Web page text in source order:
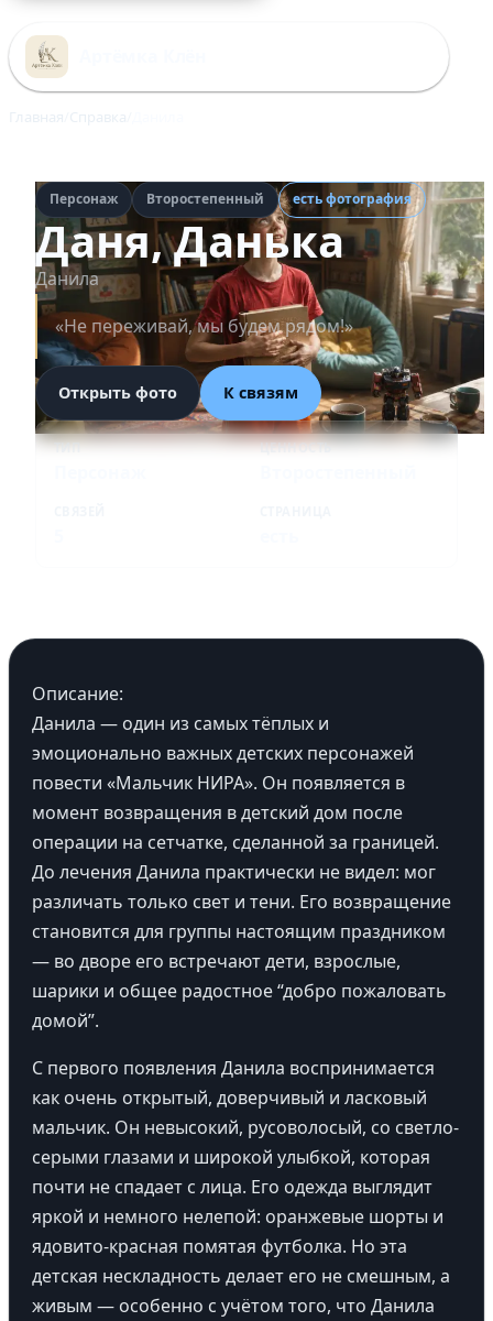
к
содержимому
Персонаж Второстепенный есть фотография
Даня, Данька
Данила
«Не переживай, мы будем рядом!»
Открыть фото К связям
ТИП ЦЕННОСТЬ
Описание:
Данила — один из самых тёплых и
эмоционально важных детских персонажей
повести «Мальчик НИРА». Он появляется в
момент возвращения в детский дом после
операции на сетчатке, сделанной за границей.
До лечения Данила практически не видел: мог
различать только свет и тени. Его возвращение
становится для группы настоящим праздником
— во дворе его встречают дети, взрослые,
шарики и общее радостное “добро пожаловать
домой”.
С первого появления Данила воспринимается
как очень открытый, доверчивый и ласковый
мальчик. Он невысокий, русоволосый, со светло-
серыми глазами и широкой улыбкой, которая
почти не спадает с лица. Его одежда выглядит
яркой и немного нелепой: оранжевые шорты и
ядовито-красная помятая футболка. Но эта
детская нескладность делает его не смешным, а
живым — особенно с учётом того, что Данила